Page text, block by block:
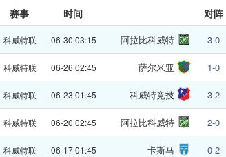
赛事 时间 对阵
科威特联 06-30 03:15 阿拉比科威特 3-0
科威特联 06-26 02:45 萨尔米亚 1-0
科威特联 06-23 01:45 科威特竞技 3-2
科威特联 06-20 02:45 阿拉比科威特 2-0
科威特联 06-17 01:45 卡斯马 0-2